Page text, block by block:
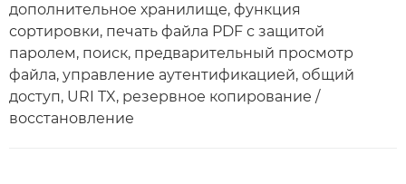
дополнительное хранилище, функция
сортировки, печать файла PDF с защитой
паролем, поиск, предварительный просмотр
файла, управление аутентификацией, общий
доступ, URI TX, резервное копирование /
восстановление